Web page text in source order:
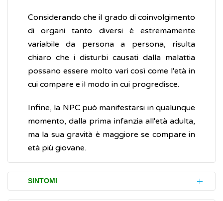
Considerando che il grado di coinvolgimento
di organi tanto diversi è estremamente
variabile da persona a persona, risulta
chiaro che i disturbi causati dalla malattia
possano essere molto vari così come l'età in
cui compare e il modo in cui progredisce.
Infine, la NPC può manifestarsi in qualunque
momento, dalla prima infanzia all'età adulta,
ma la sua gravità è maggiore se compare in
età più giovane.
SINTOMI